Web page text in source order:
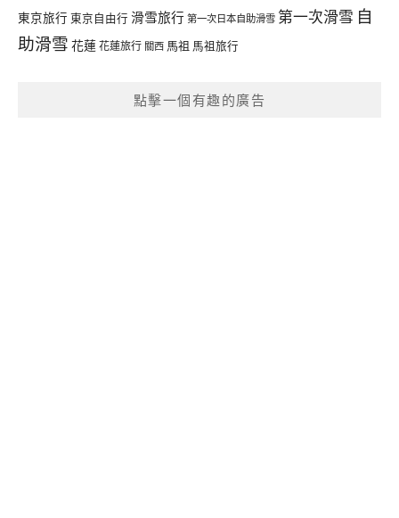
東京旅行 東京自由行 滑雪旅行 第一次日本自助滑雪 第一次滑雪 自
助滑雪 花蓮花蓮旅行 關西 馬祖 馬祖旅行
點擊一個有趣的廣告